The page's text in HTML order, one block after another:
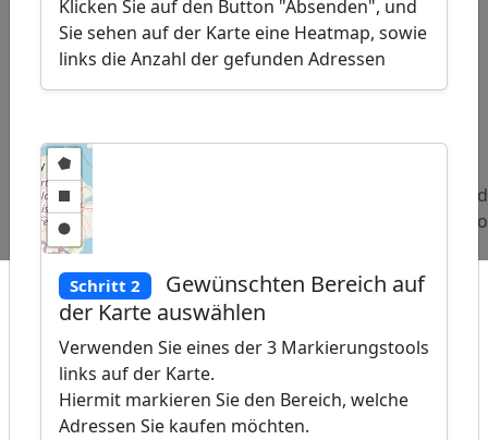
Beliebte
Abfragen:
Klicken Sie auf den Button "Absenden", und
Sie sehen auf der Karte eine Heatmap, sowie
links die Anzahl der gefunden Adressen
Schritt 2
Gewünschten Bereich auf
der Karte auswählen
Verwenden Sie eines der 3 Markierungstools
links auf der Karte.
Hiermit markieren Sie den Bereich, welche
Adressen Sie kaufen möchten.